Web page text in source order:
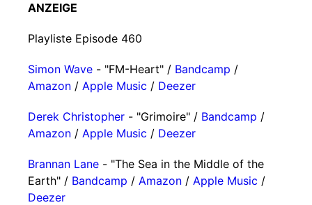
ANZEIGE
Playliste Episode 460
Simon Wave - "FM-Heart" / Bandcamp /
Amazon / Apple Music / Deezer
Derek Christopher - "Grimoire" / Bandcamp /
Amazon / Apple Music / Deezer
Brannan Lane - "The Sea in the Middle of the
Earth" / Bandcamp / Amazon / Apple Music /
Deezer